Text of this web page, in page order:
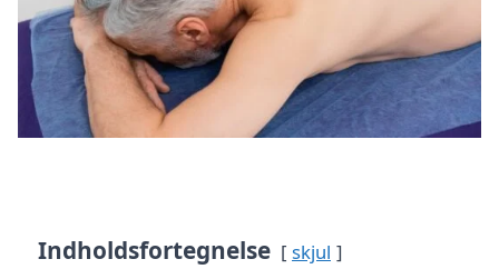
Indholdsfortegnelse skjul